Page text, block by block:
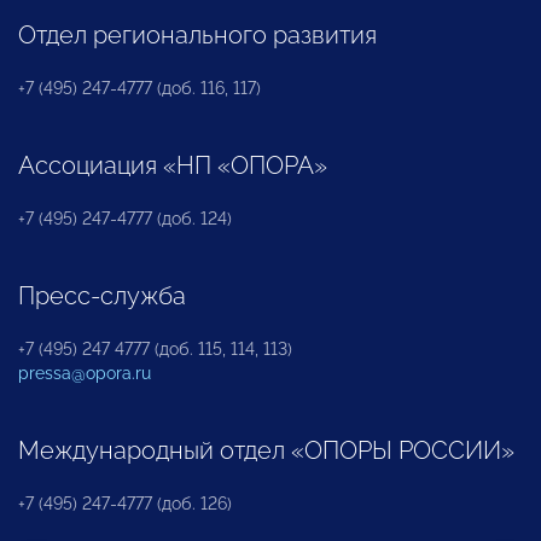
Отдел регионального развития
+7 (495) 247-4777 (доб. 116, 117)
Ассоциация «НП «ОПОРА»
+7 (495) 247-4777 (доб. 124)
Пресс-служба
+7 (495) 247 4777 (доб. 115, 114, 113)
pressa@opora.ru
Международный отдел «ОПОРЫ РОССИИ»
+7 (495) 247-4777 (доб. 126)